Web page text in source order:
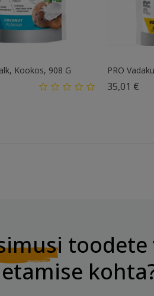
Kookos, 908 G PRO
35,01 €
toodete